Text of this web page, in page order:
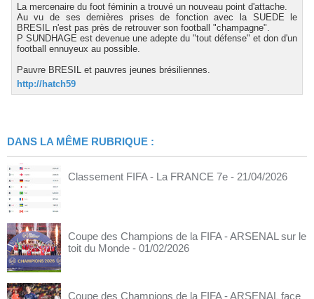
La mercenaire du foot féminin a trouvé un nouveau point d'attache.
Au vu de ses dernières prises de fonction avec la SUEDE le
BRESIL n'est pas près de retrouver son football "champagne".
P SUNDHAGE est devenue une adepte du "tout défense" et don d'un
football ennuyeux au possible.
Pauvre BRESIL et pauvres jeunes brésiliennes.
http://hatch59
DANS LA MÊME RUBRIQUE :
Classement FIFA - La FRANCE 7e - 21/04/2026
Coupe des Champions de la FIFA - ARSENAL sur le
toit du Monde - 01/02/2026
Coupe des Champions de la FIFA - ARSENAL face